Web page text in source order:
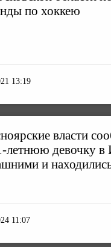
по хоккею
13:19
власти
летнюю девочку в
и
11:07